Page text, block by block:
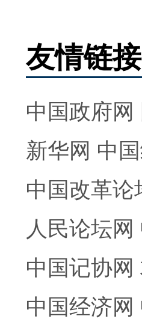
友情链
中国政府网
新华网 中
中国改革论
人民论坛网
中国记协网
中国经济网